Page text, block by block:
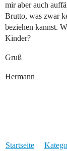
mir aber auch
Brutto, was zwar
beziehen kannst.
Kinder?
Gruß
Hermann
Startseite